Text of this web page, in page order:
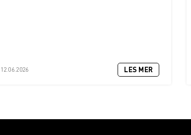
12.06.2026 LES MER